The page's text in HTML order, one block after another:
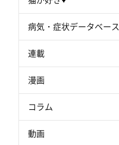
病気・症状データベース
連載
漫画
コラム
動画